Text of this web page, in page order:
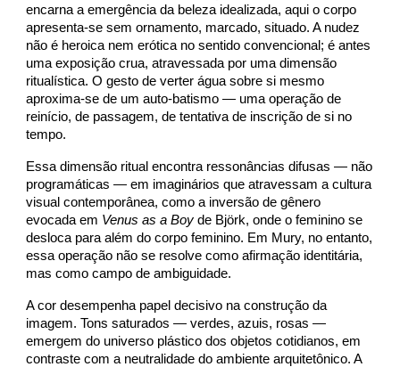
encarna a emergência da beleza idealizada, aqui o corpo
apresenta-se sem ornamento, marcado, situado. A nudez
não é heroica nem erótica no sentido convencional; é antes
uma exposição crua, atravessada por uma dimensão
ritualística. O gesto de verter água sobre si mesmo
aproxima-se de um auto-batismo — uma operação de
reinício, de passagem, de tentativa de inscrição de si no
tempo.
Essa dimensão ritual encontra ressonâncias difusas — não
programáticas — em imaginários que atravessam a cultura
visual contemporânea, como a inversão de gênero
evocada em Venus as a Boy de Björk, onde o feminino se
desloca para além do corpo feminino. Em Mury, no entanto,
essa operação não se resolve como afirmação identitária,
mas como campo de ambiguidade.
A cor desempenha papel decisivo na construção da
imagem. Tons saturados — verdes, azuis, rosas —
emergem do universo plástico dos objetos cotidianos, em
contraste com a neutralidade do ambiente arquitetônico. A